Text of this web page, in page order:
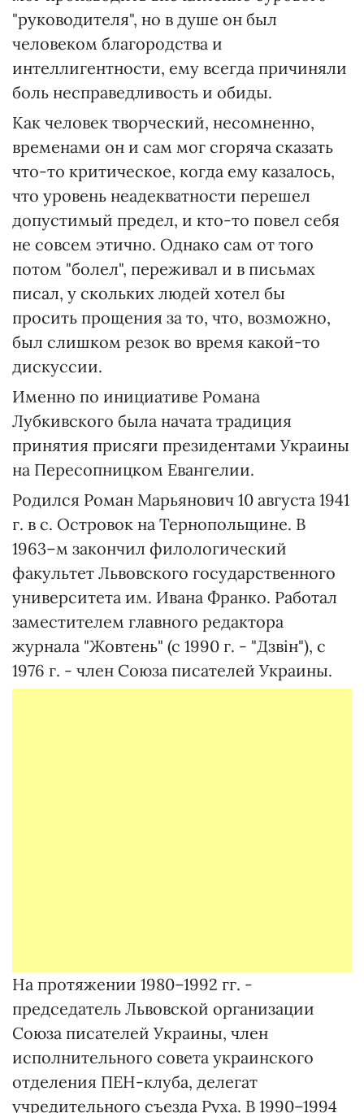
"руководителя", но в душе он был
человеком благородства и
интеллигентности, ему всегда причиняли
боль несправедливость и обиды.
Как человек творческий, несомненно,
временами он и сам мог сгоряча сказать
что-то критическое, когда ему казалось,
что уровень неадекватности перешел
допустимый предел, и кто-то повел себя
не совсем этично. Однако сам от того
потом "болел", переживал и в письмах
писал, у скольких людей хотел бы
просить прощения за то, что, возможно,
был слишком резок во время какой-то
дискуссии.
Именно по инициативе Романа
Лубкивского была начата традиция
принятия присяги президентами Украины
на Пересопницком Евангелии.
Родился Роман Марьянович 10 августа 1941
г. в с. Островок на Тернопольщине. В
1963–м закончил филологический
факультет Львовского государственного
университета им. Ивана Франко. Работал
заместителем главного редактора
журнала "Жовтень" (с 1990 г. - "Дзвін"), с
1976 г. - член Союза писателей Украины.
На протяжении 1980–1992 гг. -
председатель Львовской организации
Союза писателей Украины, член
исполнительного совета украинского
отделения ПЕН-клуба, делегат
учредительного съезда Руха. В 1990–1994